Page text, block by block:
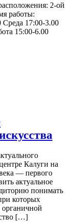
2-ой
работы:
17:00-3.00
15:00-6.00
Калуги на
— первого
актуальное
понимать
которых
органичной
[…]